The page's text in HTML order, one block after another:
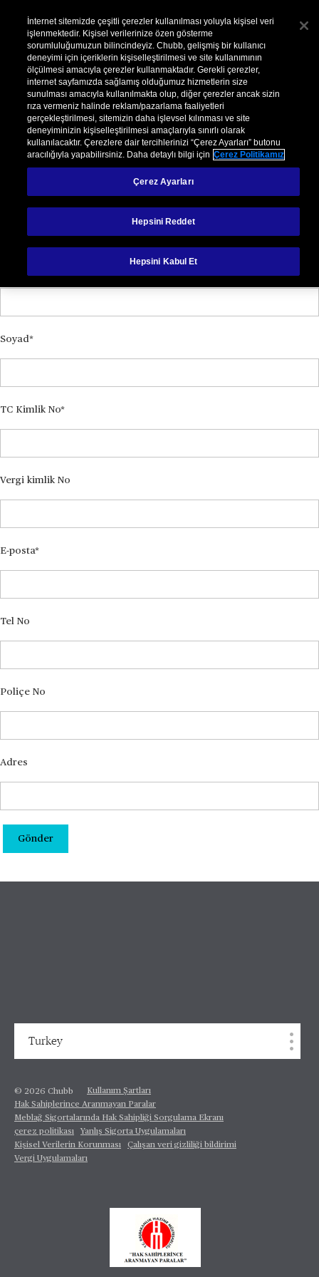
Bireysel
Gösterdiğiniz ilgi için teşekkür ederiz. Lütfen
sorgulamalarınız için formu doldurup gönder butonunu
tıklayınız. Sizinle en kısa zamanda temasa geçeceğiz.
Soyad
TC Kimlik No
Vergi kimlik No
E-posta
Tel No
Poliçe No
Adres
Gönder
Turkey
© 2026 Chubb
Kullanım Şartları
Hak Sahiplerince Aranmayan Paralar
Meblağ Sigortalarında Hak Sahipliği Sorgulama Ekranı
çerez politikası
Yanlış Sigorta Uygulamaları
Kişisel Verilerin Korunması
Çalışan veri gizliliği bildirimi
Vergi Uygulamaları
İnternet sitemizde çeşitli çerezler kullanılması yoluyla kişisel veri
işlenmektedir. Kişisel verilerinize özen gösterme
sorumluluğumuzun bilincindeyiz. Chubb, gelişmiş bir kullanıcı
deneyimi için içeriklerin kişiselleştirilmesi ve site kullanımının
ölçülmesi amacıyla çerezler kullanmaktadır. Gerekli çerezler,
internet sayfamızda sağlamış olduğumuz hizmetlerin size
sunulması amacıyla kullanılmakta olup, diğer çerezler ancak sizin
rıza vermeniz halinde reklam/pazarlama faaliyetleri
gerçekleştirilmesi, sitemizin daha işlevsel kılınması ve site
deneyiminizin kişiselleştirilmesi amaçlarıyla sınırlı olarak
kullanılacaktır. Çerezlere dair tercihlerinizi “Çerez Ayarları” butonu
aracılığıyla yapabilirsiniz. Daha detaylı bilgi için Çerez Politikamız
Çerez Ayarları
Hepsini Reddet
Hepsini Kabul Et